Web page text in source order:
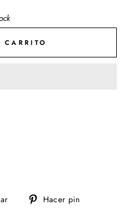
CARRITO
Tuitear Hacer pin